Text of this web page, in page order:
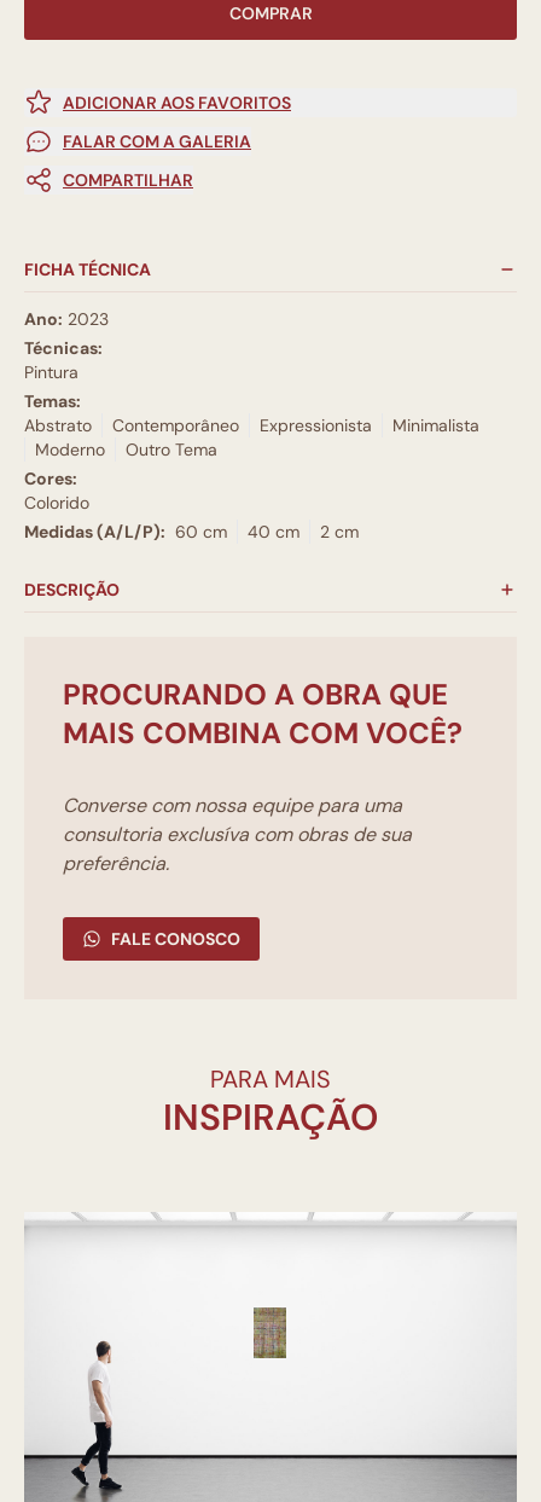
COMPRAR
ADICIONAR AOS FAVORITOS
FALAR COM A GALERIA
COMPARTILHAR
FICHA TÉCNICA
Ano: 2023
Técnicas:
Pintura
Temas:
Abstrato
Contemporâneo Expressionista
Minimalista
Moderno
Outro Tema
Cores:
Colorido
Medidas (A/L/P): 60 cm 40 cm 2 cm
DESCRIÇÃO
PROCURANDO A OBRA QUE
MAIS COMBINA COM VOCÊ?
Converse com nossa equipe para uma
consultoria exclusíva com obras de sua
preferência.
FALE CONOSCO
PARA MAIS
INSPIRAÇÃO